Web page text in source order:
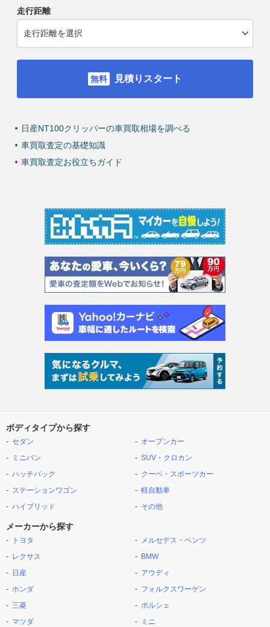
走行距離
見積りスタート
日産NT100クリッパーの車買取相場を調べる
車買取査定の基礎知識
車買取査定お役立ちガイド
ボディタイプから探す
セダン
ミニバン
ハッチバック
ステーションワゴン
ハイブリッド
オープンカー
SUV・クロカン
クーペ・スポーツカー
軽自動車
その他
メーカーから探す
トヨタ
レクサス
日産
ホンダ
三菱
マツダ
メルセデス・ベンツ
BMW
アウディ
フォルクスワーゲン
ポルシェ
ミニ